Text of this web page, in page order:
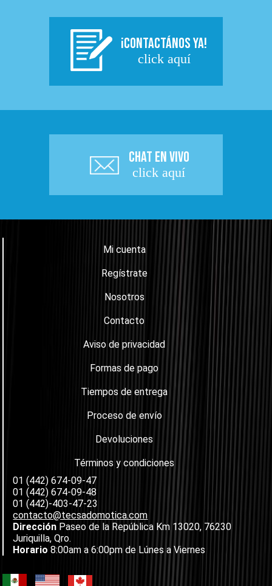
¡CONTACTÁNOS YA!
click aquí
CHAT EN VIVO
click aquí
Mi cuenta
Regístrate
Nosotros
Contacto
Aviso de privacidad
Formas de pago
Tiempos de entrega
Proceso de envío
Devoluciones
Términos y condiciones
01 (442) 674-09-47
01 (442) 674-09-48
01 (442)-403-47-23
contacto@tecsadomotica.com
Dirección Paseo de la República Km 13020, 76230
Juriquilla, Qro.
Horario 8:00am a 6:00pm de Lúnes a Viernes